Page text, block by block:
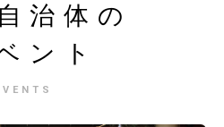
治体の
ント